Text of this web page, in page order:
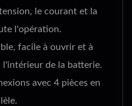
le courant et la
l'opération.
facile à ouvrir et à
de la batterie.
avec 4 pièces en